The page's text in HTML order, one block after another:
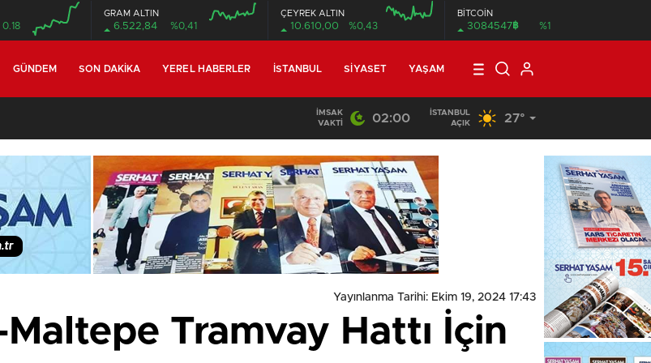
0.18
GRAM ALTIN
6.522,84 %0,41
ÇEYREK ALTIN
10.610,00 %0,43
BİTCOİN
3084547฿ %1
GÜNDEM SON DAKIKA YEREL HABERLER İSTANBUL SIYASET YAŞAM
İMSAK
VAKTI
02:00
İSTANBUL
AÇIK
27°
Yayınlanma Tarihi: Ekim 19, 2024 17:43
Tramvay Hattı İçin